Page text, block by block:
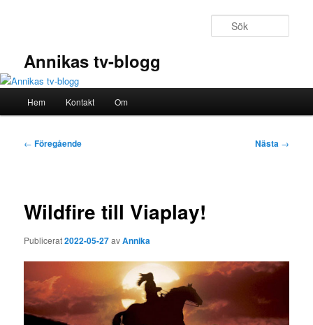
Annikas tv-blogg
Hem Kontakt Om
Inläggsnavigering
← Föregående Nästa →
Wildfire till Viaplay!
Publicerat2022-05-27avAnnika